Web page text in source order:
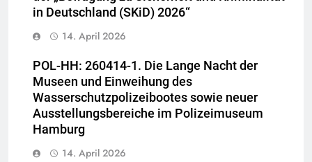
in Deutschland (SKiD) 2026“
14. April 2026
POL-HH: 260414-1. Die Lange Nacht der
Museen und Einweihung des
Wasserschutzpolizeibootes sowie neuer
Ausstellungsbereiche im Polizeimuseum
Hamburg
14. April 2026